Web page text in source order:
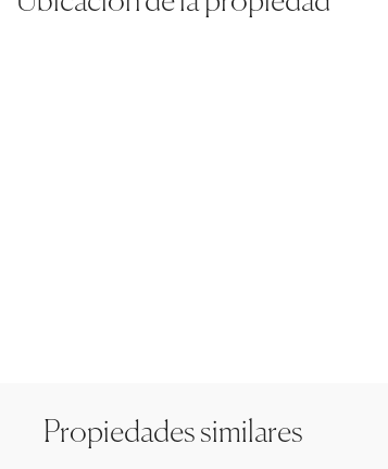
Propiedades similares